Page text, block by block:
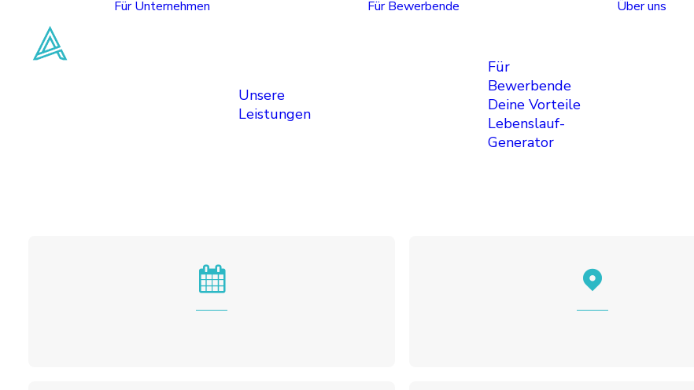
Für Unternehmen
Unsere
Leistungen
Für Bewerbende
Für
Bewerbende
Deine Vorteile
Lebenslauf-
Generator
Über uns